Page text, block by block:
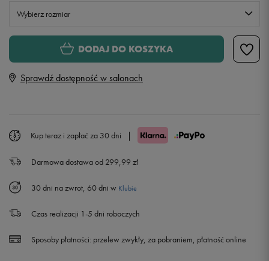
Wybierz rozmiar
Rozmiary EU
18,5 cm
31 19,5 cm
32 20 cm
33 20,5 cm
DODAJ DO KOSZYKA
Sprawdź dostępność w salonach
Kup teraz i zapłać za 30 dni |
Darmowa dostawa od 299,99 zł
30 dni na zwrot, 60 dni w Klubie
Czas realizacji 1-5 dni roboczych
Sposoby płatności: przelew zwykły, za pobraniem, płatność online